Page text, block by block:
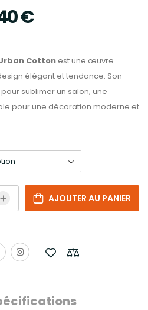
€
Cotton est une œuvre
élégant et tendance. Son
sublimer un salon, une
pour une décoration moderne et
AJOUTER AU PANIER